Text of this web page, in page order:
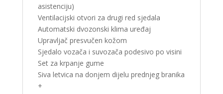
asistenciju)
Ventilacijski otvori za drugi red sjedala
Automatski dvozonski klima uređaj
Upravljač presvučen kožom
Sjedalo vozača i suvozača podesivo po visini
Set za krpanje gume
Siva letvica na donjem dijelu prednjeg branika
+